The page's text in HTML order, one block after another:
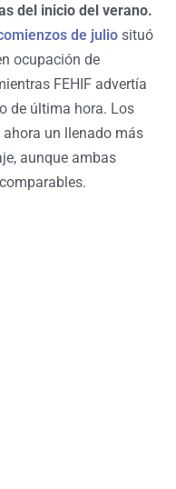
del inicio del verano.
de julio situó
ocupación de
FEHIF advertía
de última hora. Los
un llenado más
aunque ambas